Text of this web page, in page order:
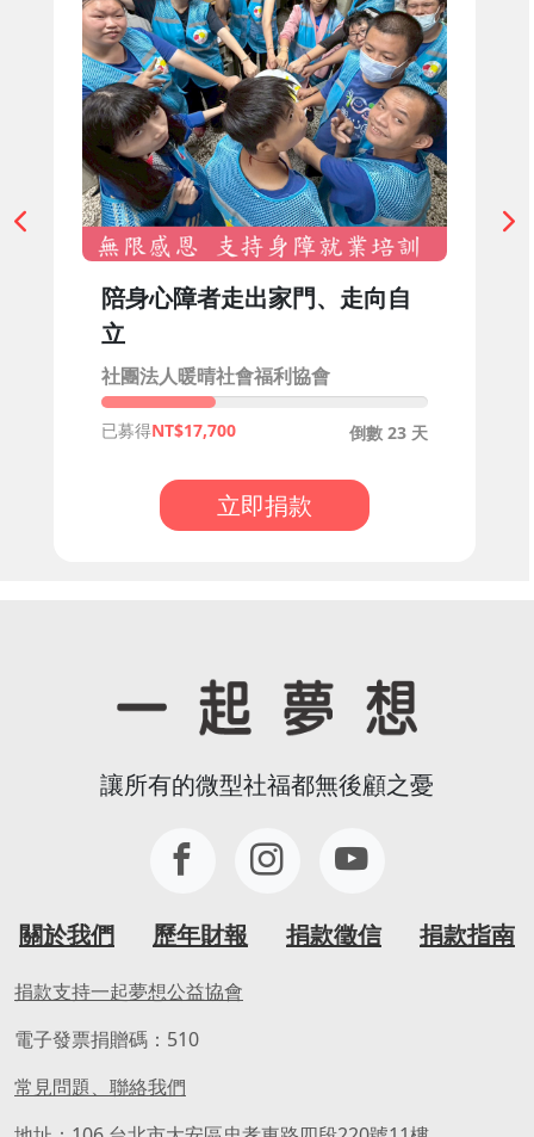
陪身心障者走出家門、走向自
立
社團法人暖晴社會福利協會
倒數 23 天
已募得 17,700
立即捐款
讓所有的微型社福都無後顧之憂
關於我們 歷年財報 捐款徵信 捐款指南
捐款支持一起夢想公益協會
電子發票捐贈碼：510
常見問題、聯絡我們